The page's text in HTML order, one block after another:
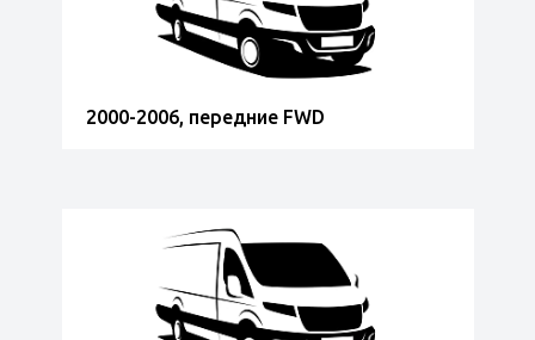
2000-2006, передние FWD